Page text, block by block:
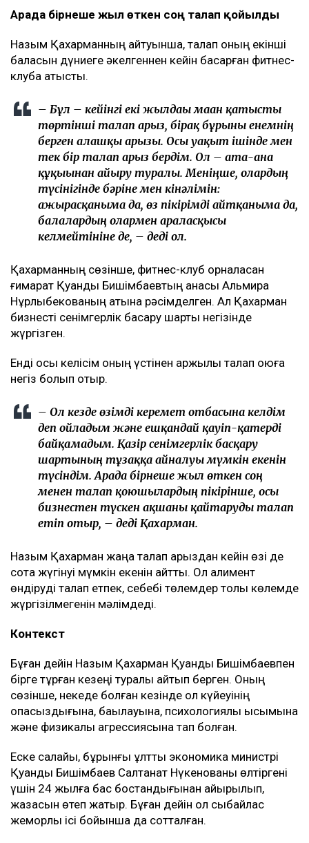
Арада бірнеше жыл өткен соң талап қойылды
Назым Қахарманның айтуынша, талап оның екінші
баласын дүниеге әкелгеннен кейін басқарған фитнес-
клубқа қатысты.
– Бұл – кейінгі екі жылдағы маған қатысты
төртінші талап арыз, бірақ бұрынғы енемнің
берген алғашқы арызы. Осы уақыт ішінде мен
тек бір талап арыз бердім. Ол – ата-ана
құқығынан айыру туралы. Меніңше, олардың
түсінігінде бәріне мен кінәлімін:
ажырасқаныма да, өз пікірімді айтқаныма да,
балалардың олармен араласқысы
келмейтініне де, – деді ол.
Қахарманның сөзінше, фитнес-клуб орналасқан
ғимарат Қуандық Бишімбаевтың анасы Альмира
Нұрлыбекованың атына рәсімделген. Ал Қахарман
бизнесті сенімгерлік басқару шарты негізінде
жүргізген.
Енді осы келісім оның үстінен қаржылық талап қоюға
негіз болып отыр.
– Ол кезде өзімді керемет отбасына келдім
деп ойладым және ешқандай қауіп-қатерді
байқамадым. Қазір сенімгерлік басқару
шартының тұзаққа айналуы мүмкін екенін
түсіндім. Арада бірнеше жыл өткен соң
менен талап қоюшылардың пікірінше, осы
бизнестен түскен ақшаны қайтаруды талап
етіп отыр, – деді Қахарман.
Назым Қахарман жаңа талап арыздан кейін өзі де
сотқа жүгінуі мүмкін екенін айтты. Ол алимент
өндіруді талап етпек, себебі төлемдер толық көлемде
жүргізілмегенін мәлімдеді.
Контекст
Бұған дейін Назым Қахарман Қуандық Бишімбаевпен
бірге тұрған кезеңі туралы айтып берген. Оның
сөзінше, некеде болған кезінде ол күйеуінің
опасыздығына, бақылауына, психологиялық қысымына
және физикалық агрессиясына тап болған.
Еске салайық, бұрынғы ұлттық экономика министрі
Қуандық Бишімбаев Салтанат Нүкенованы өлтіргені
үшін 24 жылға бас бостандығынан айырылып,
жазасын өтеп жатыр. Бұған дейін ол сыбайлас
жемқорлық ісі бойынша да сотталған.